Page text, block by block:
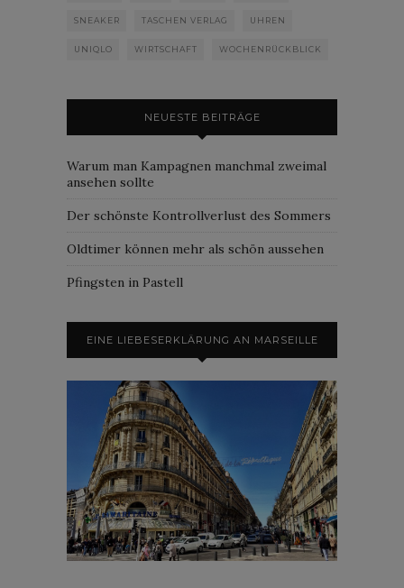
SNEAKER TASCHEN VERLAG UHREN
UNIQLO WIRTSCHAFT WOCHENRÜCKBLICK
NEUESTE BEITRÄGE
Warum man Kampagnen manchmal zweimal
ansehen sollte
Der schönste Kontrollverlust des Sommers
Oldtimer können mehr als schön aussehen
Pfingsten in Pastell
EINE LIEBESERKLÄRUNG AN MARSEILLE